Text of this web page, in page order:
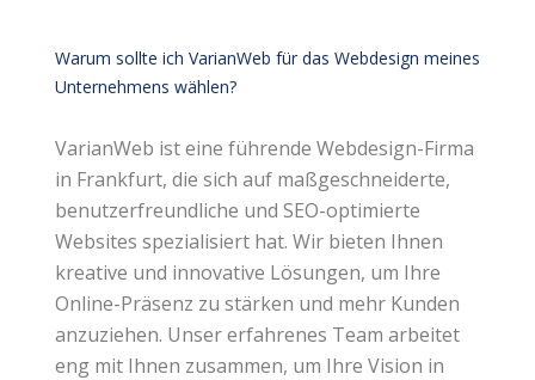
Warum sollte ich VarianWeb für das Webdesign meines
Unternehmens wählen?
VarianWeb ist eine führende Webdesign-Firma
in Frankfurt, die sich auf maßgeschneiderte,
benutzerfreundliche und SEO-optimierte
Websites spezialisiert hat. Wir bieten Ihnen
kreative und innovative Lösungen, um Ihre
Online-Präsenz zu stärken und mehr Kunden
anzuziehen. Unser erfahrenes Team arbeitet
eng mit Ihnen zusammen, um Ihre Vision in